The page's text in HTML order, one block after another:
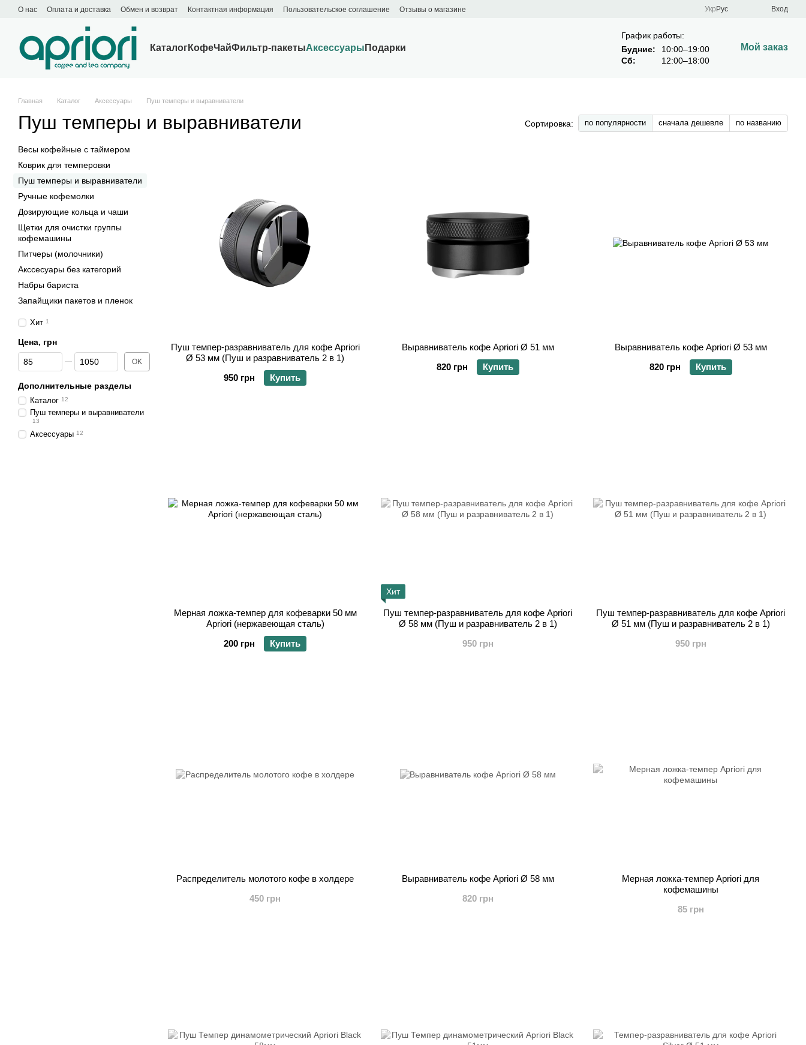
Перейти к основному контенту
О нас Оплата и доставка Обмен и возврат Контактная информация Пользовательское соглашение Отзывы о магазине Укр Рус Вход
КаталогКофеЧайФильтр-пакетыАксессуары Подарки
График работы:
Будние:
10:00–19:00
Сб:
12:00–18:00
Мой заказ
Главная Каталог Аксессуары Пуш темперы и выравниватели
Пуш темперы и выравниватели Сортировка: по популярности сначала дешевле по названию
Пуш темпер-разравниватель для кофе Apriori
Ø 53 мм (Пуш и разравниватель 2 в 1)
950 грн
Купить
Выравниватель кофе Apriori Ø 51 мм
820 грн
Купить
Выравниватель кофе Apriori Ø 53 мм
820 грн
Купить
Мерная ложка-темпер для кофеварки 50 мм
Apriori (нержавеющая сталь)
200 грн
Купить
Хит
Пуш темпер-разравниватель для кофе Apriori
Ø 58 мм (Пуш и разравниватель 2 в 1)
950 грн
Пуш темпер-разравниватель для кофе Apriori
Ø 51 мм (Пуш и разравниватель 2 в 1)
950 грн
Распределитель молотого кофе в холдере
450 грн
Выравниватель кофе Apriori Ø 58 мм
820 грн
Мерная ложка-темпер Apriori для
кофемашины
85 грн
Весы кофейные с таймером
Коврик для темперовки
Пуш темперы и выравниватели
Ручные кофемолки
Дозирующие кольца и чаши
Щетки для очистки группы
кофемашины
Питчеры (молочники)
Акссесуары без категорий
Набры бариста
Запайщики пакетов и пленок
Хит 1
Цена, грн
От Цена, грн
До Цена, грн OK
Дополнительные разделы
Каталог 12
Пуш темперы и выравниватели
13
Аксессуары 12